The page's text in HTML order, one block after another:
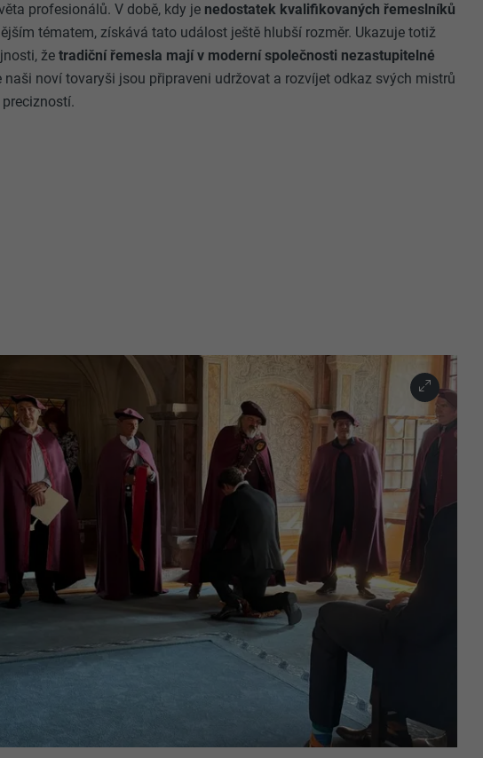
profesionálů. V době, kdy je nedostatek kvalifikovaných řemeslníků
tématem, získává tato událost ještě hlubší rozměr. Ukazuje totiž
žetradiční řemesla mají v moderní společnosti nezastupitelné
naši noví tovaryši jsou připraveni udržovat a rozvíjet odkaz svých mistrů